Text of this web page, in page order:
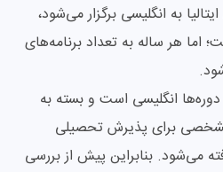
به انگلیسی برگزار می‌شود،
اما هر ساله به تعداد برنامه‌های
انگلیسی است و بسته به
برای پذیرش تحصیلی
می‌شود. بنابراین پیش از بررسی